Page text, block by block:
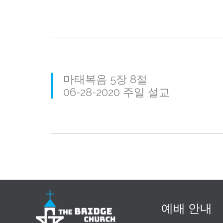
마태복음 5장 8절
06-28-2020 주일 설교
예배 안내